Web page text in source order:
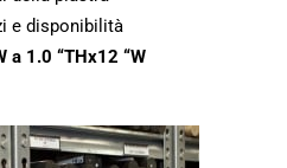
e disponibilità
a 1.0 “THx12 “W